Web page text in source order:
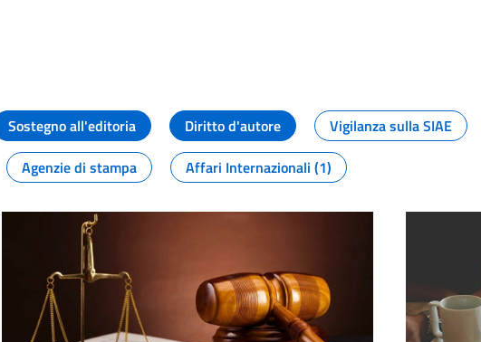
Sostegno all'editoria Diritto d'autore Vigilanza sulla SIAE
Agenzie di stampa Affari Internazionali (1)